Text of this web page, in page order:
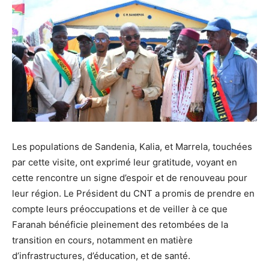
Les populations de Sandenia, Kalia, et Marrela, touchées
par cette visite, ont exprimé leur gratitude, voyant en
cette rencontre un signe d’espoir et de renouveau pour
leur région. Le Président du CNT a promis de prendre en
compte leurs préoccupations et de veiller à ce que
Faranah bénéficie pleinement des retombées de la
transition en cours, notamment en matière
d’infrastructures, d’éducation, et de santé.